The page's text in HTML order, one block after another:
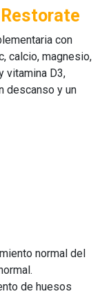
con
calcio, magnesio,
vitamina D3,
descanso y un
normal del
de huesos